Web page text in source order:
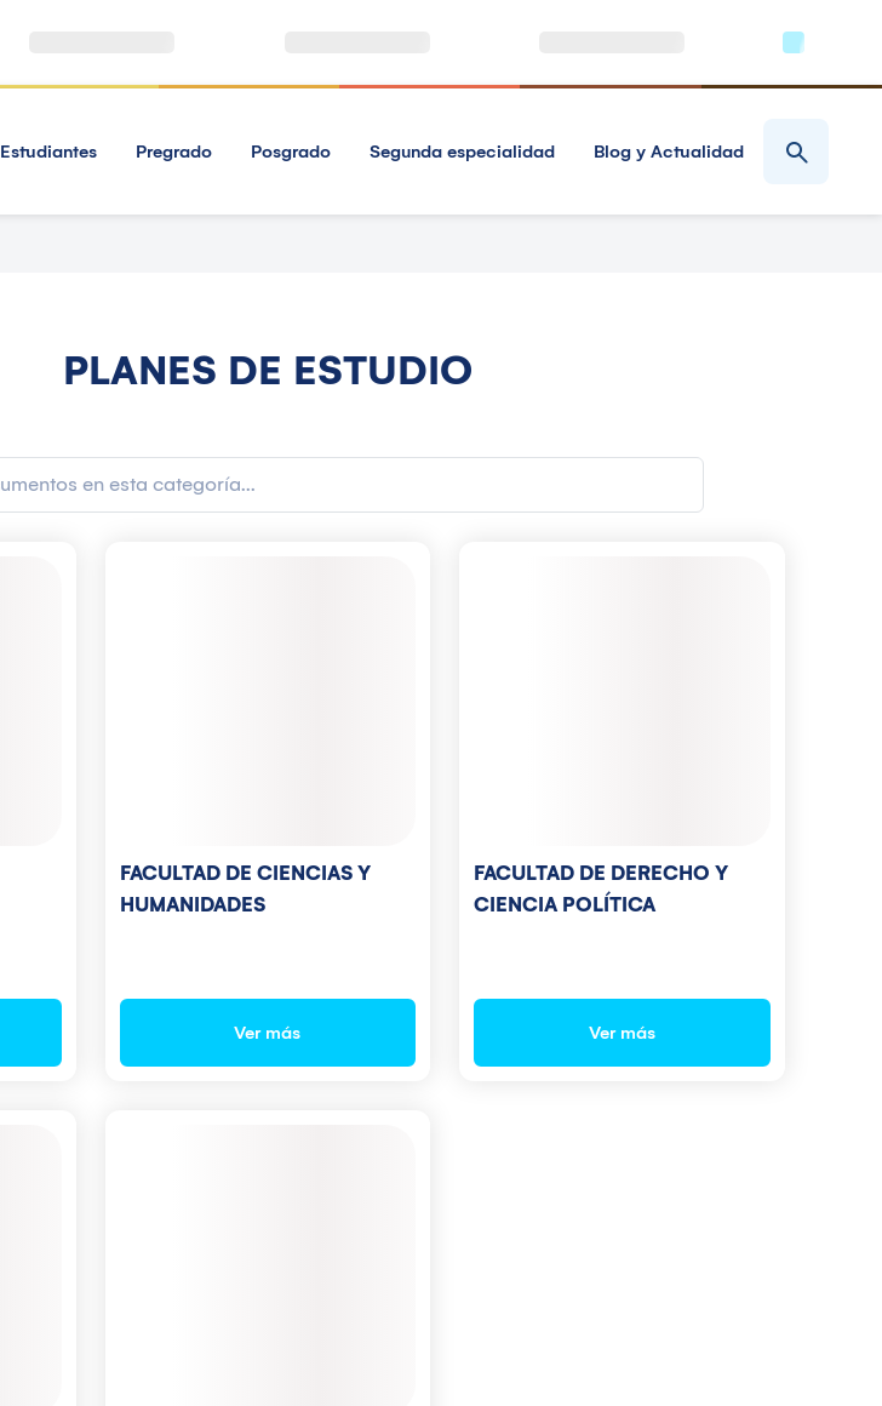
Estudiantes Pregrado Posgrado Segunda especialidad Blog y Actualidad
PLANES DE ESTUDIO
FACULTAD DE CIENCIAS Y
HUMANIDADES
Ver más
FACULTAD DE DERECHO Y
CIENCIA POLÍTICA
Ver más